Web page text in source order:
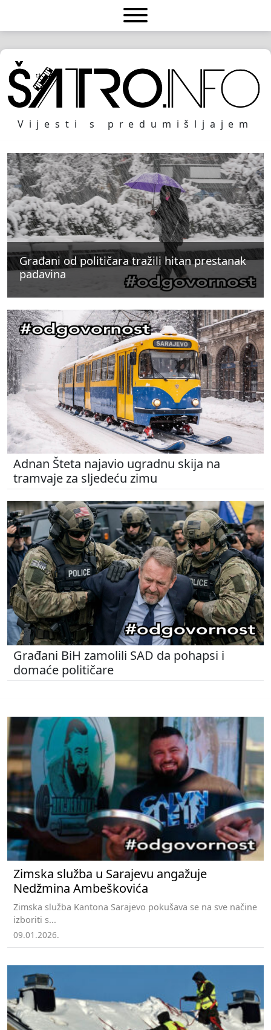
Vijesti s predumišljajem
Građani od političara tražili hitan prestanak
padavina
Građani od političara tražili hitan prestanak
padavina
Građani od političara tražili hitan prestanak
padavina
Adnan Šteta najavio ugradnu skija na
tramvaje za sljedeću zimu
Građani BiH zamolili SAD da pohapsi i
domaće političare
Zimska služba u Sarajevu angažuje
Nedžmina Ambeškovića
Zimska služba Kantona Sarajevo pokušava se na sve načine
izboriti s...
09.01.2026.